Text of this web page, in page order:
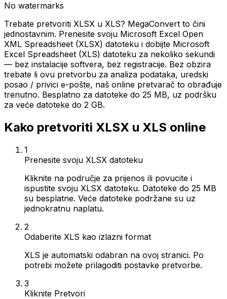
No watermarks
Trebate pretvoriti XLSX u XLS? MegaConvert to čini
jednostavnim. Prenesite svoju Microsoft Excel Open
XML Spreadsheet (XLSX) datoteku i dobijte Microsoft
Excel Spreadsheet (XLS) datoteku za nekoliko sekundi
— bez instalacije softvera, bez registracije. Bez obzira
trebate li ovu pretvorbu za analiza podataka, uredski
posao / privici e-pošte, naš online pretvarač to obrađuje
trenutno. Besplatno za datoteke do 25 MB, uz podršku
za veće datoteke do 2 GB.
Kako pretvoriti XLSX u XLS online
1
Prenesite svoju XLSX datoteku
Kliknite na područje za prijenos ili povucite i
ispustite svoju XLSX datoteku. Datoteke do 25 MB
su besplatne. Veće datoteke podržane su uz
jednokratnu naplatu.
2
Odaberite XLS kao izlazni format
XLS je automatski odabran na ovoj stranici. Po
potrebi možete prilagoditi postavke pretvorbe.
3
Kliknite Pretvori